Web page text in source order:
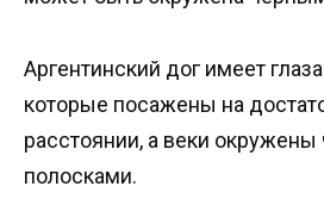
Аргентинский дог имеет
которые посажены на
расстоянии, а веки
полосками.